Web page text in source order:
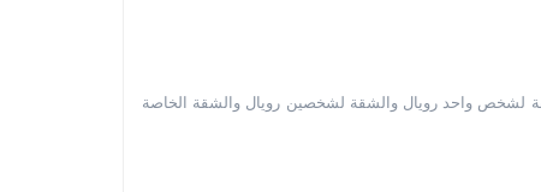
أسرة رويال والشقة لشخص واحد رويال والشقة لشخصين رويال والشقة الخاصة